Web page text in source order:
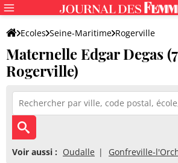
Ecoles Seine-Maritime Rogerville
Maternelle Edgar Degas
Maternelle Edgar Degas
Rogerville)
Voir aussi : Oudalle Gonfreville-